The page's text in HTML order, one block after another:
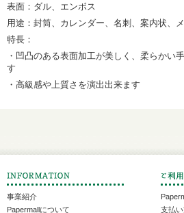
表面：ダル、エンボス
用途：封筒、カレンダー、名刺、案内状、
特長：
・凹凸のある表面加工が美しく、柔らかい
す
・高級感や上質さを演出出来ます
事業紹介
Papermallについて
支払